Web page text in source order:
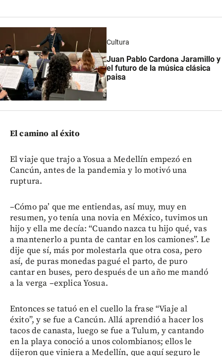
Cultura
Juan Pablo Cardona Jaramillo y
el futuro de la música clásica
paisa
El camino al éxito
El viaje que trajo a Yosua a Medellín empezó en
Cancún, antes de la pandemia y lo motivó una
ruptura.
–Cómo pa’ que me entiendas, así muy, muy en
resumen, yo tenía una novia en México, tuvimos un
hijo y ella me decía: “Cuando nazca tu hijo qué, vas
a mantenerlo a punta de cantar en los camiones”. Le
dije que sí, más por molestarla que otra cosa, pero
así, de puras monedas pagué el parto, de puro
cantar en buses, pero después de un año me mandó
a la verga –explica Yosua.
Entonces se tatuó en el cuello la frase “Viaje al
éxito”, y se fue a Cancún. Allá aprendió a hacer los
tacos de canasta, luego se fue a Tulum, y cantando
en la playa conoció a unos colombianos; ellos le
dijeron que viniera a Medellín, que aquí seguro le